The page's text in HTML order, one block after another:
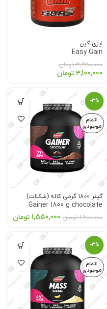
ایزی گین
Easy Gain
3,350,000 تومان
3,100,000 تومان
-3%
اتمام
موجودی
گینر 1800 گرمی کاله (شکلات)
Gainer 1800 g chocolate
1,600,000 تومان 1,550,000 تومان
-3%
اتمام
موجودی